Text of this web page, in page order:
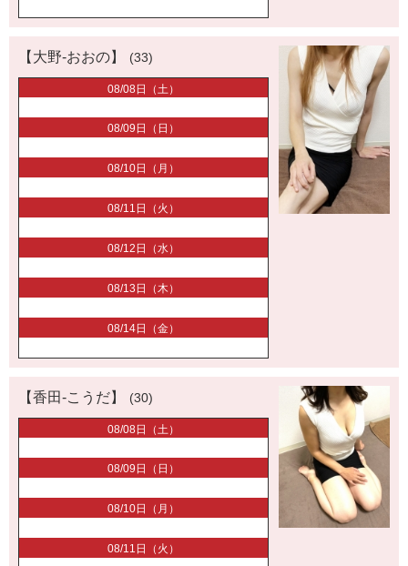
【大野-おおの】 (33)
08/08日（土）
08/09日（日）
08/10日（月）
08/11日（火）
08/12日（水）
08/13日（木）
08/14日（金）
【香田-こうだ】 (30)
08/08日（土）
08/09日（日）
08/10日（月）
08/11日（火）